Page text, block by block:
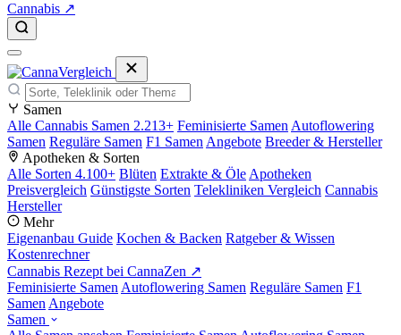
Cannabis ↗
Samen
Alle Cannabis Samen 2.213+ Feminisierte Samen Autoflowering
Samen Reguläre Samen F1 Samen Angebote Breeder & Hersteller
Apotheken & Sorten
Alle Sorten 4.100+ Blüten Extrakte & Öle Apotheken
Preisvergleich Günstigste Sorten Telekliniken Vergleich Cannabis
Hersteller
Mehr
Eigenanbau Guide Kochen & Backen Ratgeber & Wissen
Kostenrechner
Cannabis Rezept bei CannaZen ↗
Feminisierte Samen Autoflowering Samen Reguläre Samen F1
Samen Angebote
Samen